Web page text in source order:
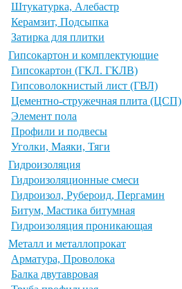
Штукатурка, Алебастр
Керамзит, Подсыпка
Затирка для плитки
Гипсокартон и комплектующие
Гипсокартон (ГКЛ. ГКЛВ)
Гипсоволокнистый лист (ГВЛ)
Цементно-стружечная плита (ЦСП)
Элемент пола
Профили и подвесы
Уголки, Маяки, Тяги
Гидроизоляция
Гидроизоляционные смеси
Гидроизол, Рубероид, Пергамин
Битум, Мастика битумная
Гидроизоляция проникающая
Металл и металлопрокат
Арматура, Проволока
Балка двутавровая